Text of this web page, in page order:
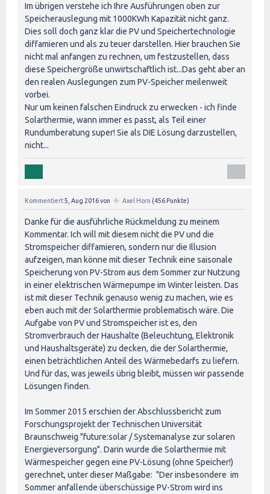
Im übrigen verstehe ich Ihre Ausführungen oben zur
Speicherauslegung mit 1000KWh Kapazität nicht ganz.
Dies soll doch ganz klar die PV und Speichertechnologie
diffamieren und als zu teuer darstellen. Hier brauchen Sie
nicht mal anfangen zu rechnen, um festzustellen, dass
diese Speichergröße unwirtschaftlich ist...Das geht aber an
den realen Auslegungen zum PV-Speicher meilenweit
vorbei.
Nur um keinen falschen Eindruck zu erwecken - ich finde
Solarthermie, wann immer es passt, als Teil einer
Rundumberatung super! Sie als DIE Lösung darzustellen,
nicht...
Kommentiert5, Aug 2016von ✦ Axel Horn (456 Punkte)
Danke für die ausführliche Rückmeldung zu meinem
Kommentar. Ich will mit diesem nicht die PV und die
Stromspeicher diffamieren, sondern nur die Illusion
aufzeigen, man könne mit dieser Technik eine saisonale
Speicherung von PV-Strom aus dem Sommer zur Nutzung
in einer elektrischen Wärmepumpe im Winter leisten. Das
ist mit dieser Technik genauso wenig zu machen, wie es
eben auch mit der Solarthermie problematisch wäre. Die
Aufgabe von PV und Stromspeicher ist es, den
Stromverbrauch der Haushalte (Beleuchtung, Elektronik
und Haushaltsgeräte) zu decken, die der Solarthermie,
einen beträchtlichen Anteil des Wärmebedarfs zu liefern.
Und für das, was jeweils übrig bleibt, müssen wir passende
Lösungen finden.
Im Sommer 2015 erschien der Abschlussbericht zum
Forschungsprojekt der Technischen Universität
Braunschweig "future:solar / Systemanalyse zur solaren
Energieversorgung". Darin wurde die Solarthermie mit
Wärmespeicher gegen eine PV-Lösung (ohne Speicher!)
gerechnet, unter dieser Maßgabe: "Der insbesondere im
Sommer anfallende überschüssige PV-Strom wird ins